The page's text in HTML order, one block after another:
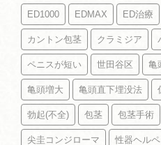
ED1000 EDMAX ED治療
カントン包茎 クラミジア
ペニスが短い 世田谷区 亀
亀頭増大 亀頭直下埋没法
勃起(不全) 包茎 包茎手術
尖圭コンジローマ 性器ヘルペ